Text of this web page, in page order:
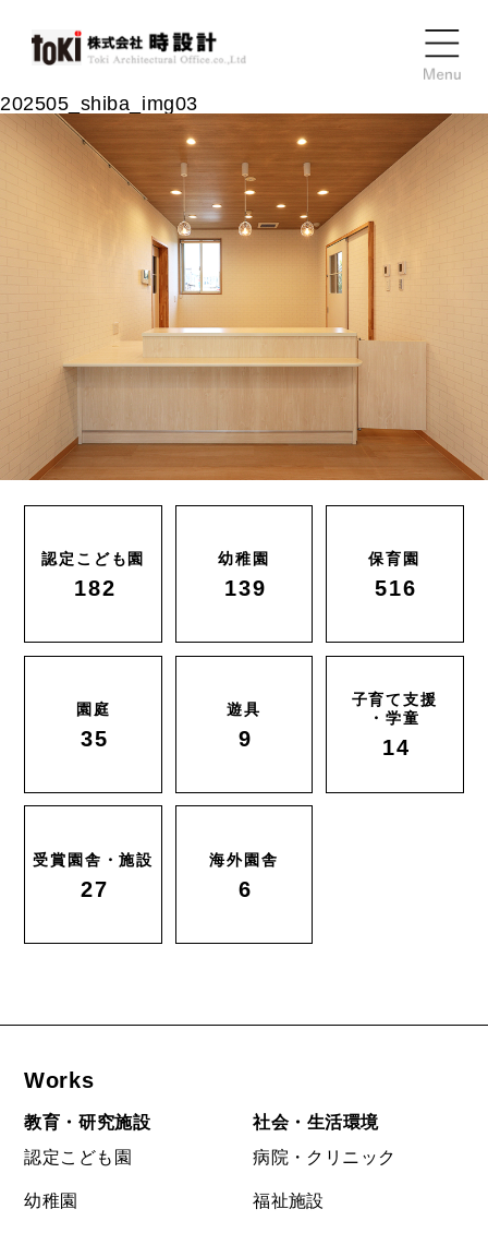
202505_shiba_img03
認定こども園
182
幼稚園
139
保育園
516
園庭
35
遊具
9
子育て支援
・学童
14
受賞園舎・施設
27
海外園舎
6
Works
教育・研究施設
認定こども園
幼稚園
社会・生活環境
病院・クリニック
福祉施設